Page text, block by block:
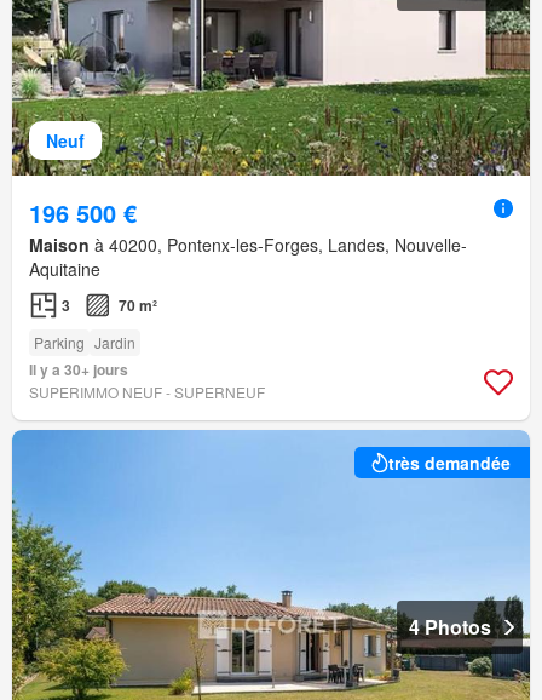
Neuf
196 500 €
Maison à 40200, Pontenx-les-Forges, Landes, Nouvelle-
Aquitaine
3 70 m²
Parking Jardin
Il y a 30+ jours
SUPERIMMO NEUF - SUPERNEUF
très demandée
4 Photos